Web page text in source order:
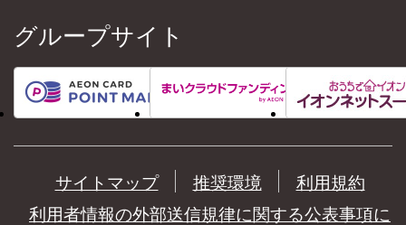
グループサイト
サイトマップ 推奨環境
利用規約
利用者情報の外部送信規律に関する公表事項に